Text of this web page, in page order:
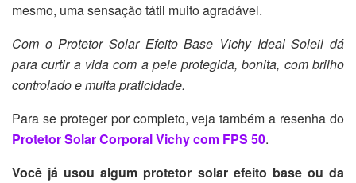
mesmo, uma sensação tátil muito agradável.
Com o Protetor Solar Efeito Base Vichy Ideal Soleil dá
para curtir a vida com a pele protegida, bonita, com brilho
controlado e muita praticidade.
Para se proteger por completo, veja também a resenha do
Protetor Solar Corporal Vichy com FPS 50.
Você já usou algum protetor solar efeito base ou da